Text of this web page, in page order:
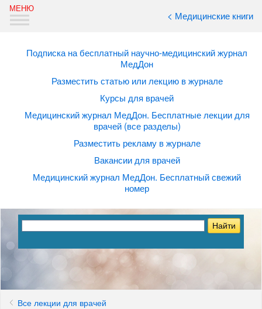
< Медицинские книги
Подписка на бесплатный научно-медицинский журнал
МедДон
Разместить статью или лекцию в журнале
Курсы для врачей
Медицинский журнал МедДон. Бесплатные лекции для
врачей (все разделы)
Разместить рекламу в журнале
Вакансии для врачей
Медицинский журнал МедДон. Бесплатный свежий
номер
Все лекции для врачей